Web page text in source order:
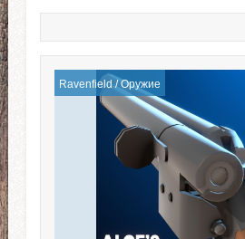
Ravenfield /Оружие